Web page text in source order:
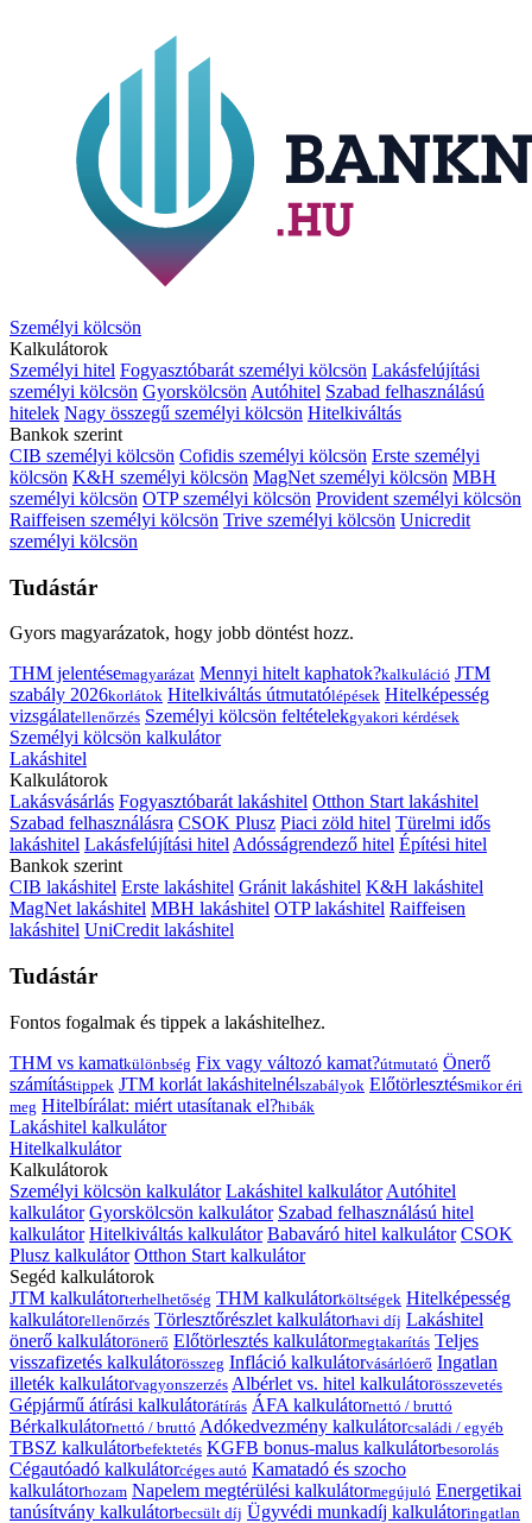
Személyi kölcsön
Kalkulátorok
Személyi hitel Fogyasztóbarát személyi kölcsön Lakásfelújítási
személyi kölcsön Gyorskölcsön Autóhitel Szabad felhasználású
hitelek Nagy összegű személyi kölcsön Hitelkiváltás
Bankok szerint
CIB személyi kölcsön Cofidis személyi kölcsön Erste személyi
kölcsön K&H személyi kölcsön MagNet személyi kölcsön MBH
személyi kölcsön OTP személyi kölcsön Provident személyi kölcsön
Raiffeisen személyi kölcsön Trive személyi kölcsön Unicredit
személyi kölcsön
Tudástár
Gyors magyarázatok, hogy jobb döntést hozz.
THM jelentésemagyarázat Mennyi hitelt kaphatok?kalkuláció JTM
szabály 2026korlátok Hitelkiváltás útmutatólépések Hitelképesség
vizsgálatellenőrzés Személyi kölcsön feltételekgyakori kérdések
Személyi kölcsön kalkulátor
Lakáshitel
Kalkulátorok
Lakásvásárlás Fogyasztóbarát lakáshitel Otthon Start lakáshitel
Szabad felhasználásra CSOK Plusz Piaci zöld hitel Türelmi idős
lakáshitel Lakásfelújítási hitelAdósságrendező hitel Építési hitel
Bankok szerint
CIB lakáshitel Erste lakáshitel Gránit lakáshitel K&H lakáshitel
MagNet lakáshitel MBH lakáshitel OTP lakáshitel Raiffeisen
lakáshitel UniCredit lakáshitel
Tudástár
Fontos fogalmak és tippek a lakáshitelhez.
THM vs kamatkülönbség Fix vagy változó kamat?útmutató Önerő
számítástippek JTM korlát lakáshitelnélszabályok Előtörlesztésmikor éri
meg Hitelbírálat: miért utasítanak el?hibák
Lakáshitel kalkulátor
Hitelkalkulátor
Kalkulátorok
Személyi kölcsön kalkulátor Lakáshitel kalkulátor Autóhitel
kalkulátor Gyorskölcsön kalkulátor Szabad felhasználású hitel
kalkulátor Hitelkiváltás kalkulátor Babaváró hitel kalkulátor CSOK
Plusz kalkulátor Otthon Start kalkulátor
Segéd kalkulátorok
JTM kalkulátorterhelhetőség THM kalkulátorköltségek Hitelképesség
kalkulátorellenőrzés Törlesztőrészlet kalkulátorhavi díj Lakáshitel
önerő kalkulátorönerő Előtörlesztés kalkulátormegtakarítás Teljes
visszafizetés kalkulátorösszeg Infláció kalkulátorvásárlóerő Ingatlan
illeték kalkulátorvagyonszerzés Albérlet vs. hitel kalkulátorösszevetés
Gépjármű átírási kalkulátorátírás ÁFA kalkulátornettó / bruttó
Bérkalkulátornettó / bruttó Adókedvezmény kalkulátorcsaládi / egyéb
TBSZ kalkulátorbefektetés KGFB bonus-malus kalkulátorbesorolás
Cégautóadó kalkulátorcéges autó Kamatadó és szocho
kalkulátorhozam Napelem megtérülési kalkulátormegújuló Energetikai
tanúsítvány kalkulátorbecsült díj Ügyvédi munkadíj kalkulátoringatlan